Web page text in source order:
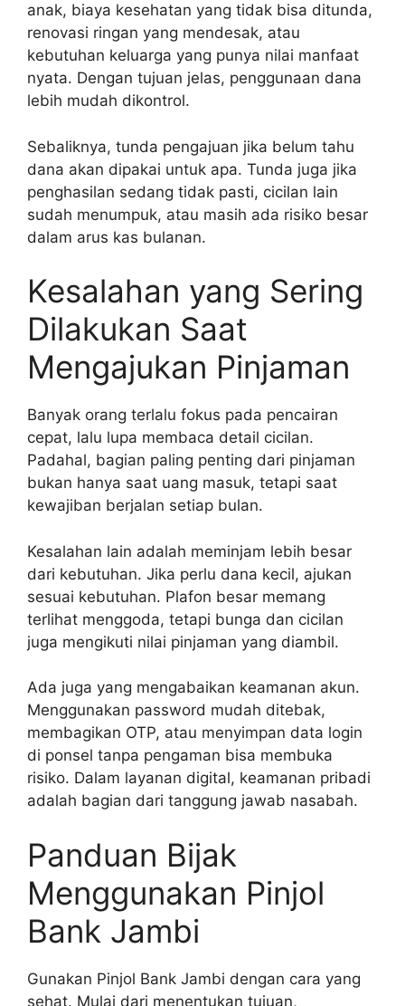
anak, biaya kesehatan yang tidak bisa ditunda,
renovasi ringan yang mendesak, atau
kebutuhan keluarga yang punya nilai manfaat
nyata. Dengan tujuan jelas, penggunaan dana
lebih mudah dikontrol.
Sebaliknya, tunda pengajuan jika belum tahu
dana akan dipakai untuk apa. Tunda juga jika
penghasilan sedang tidak pasti, cicilan lain
sudah menumpuk, atau masih ada risiko besar
dalam arus kas bulanan.
Kesalahan yang Sering
Dilakukan Saat
Mengajukan Pinjaman
Banyak orang terlalu fokus pada pencairan
cepat, lalu lupa membaca detail cicilan.
Padahal, bagian paling penting dari pinjaman
bukan hanya saat uang masuk, tetapi saat
kewajiban berjalan setiap bulan.
Kesalahan lain adalah meminjam lebih besar
dari kebutuhan. Jika perlu dana kecil, ajukan
sesuai kebutuhan. Plafon besar memang
terlihat menggoda, tetapi bunga dan cicilan
juga mengikuti nilai pinjaman yang diambil.
Ada juga yang mengabaikan keamanan akun.
Menggunakan password mudah ditebak,
membagikan OTP, atau menyimpan data login
di ponsel tanpa pengaman bisa membuka
risiko. Dalam layanan digital, keamanan pribadi
adalah bagian dari tanggung jawab nasabah.
Panduan Bijak
Menggunakan Pinjol
Bank Jambi
Gunakan Pinjol Bank Jambi dengan cara yang
sehat. Mulai dari menentukan tujuan,